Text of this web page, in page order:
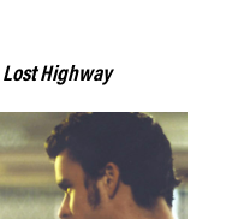
Lost Highway